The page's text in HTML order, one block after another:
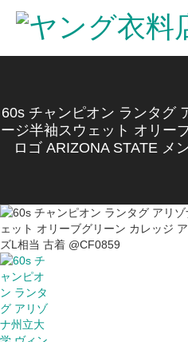
60s チャンピオン ランタグ
ージ半袖スウェット オリー
ロゴ ARIZONA STATE メ